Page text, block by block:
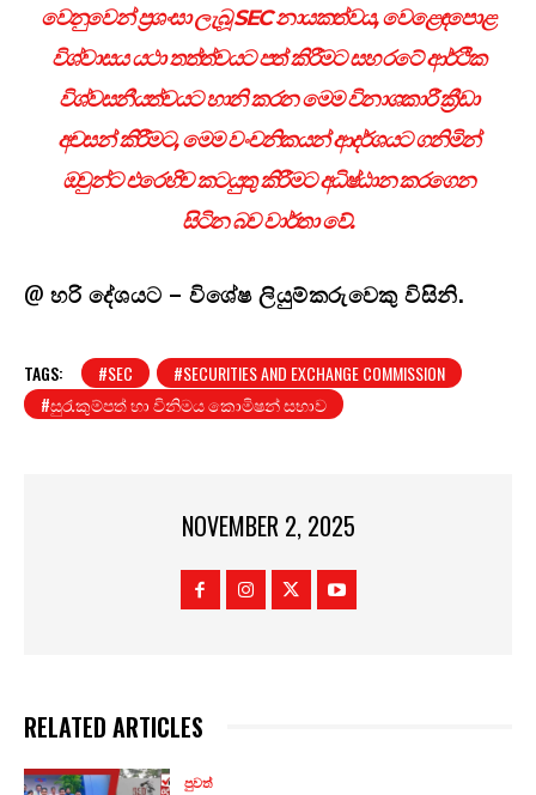
වෙනුවෙන් ප්‍රශංසා ලැබූ SEC නායකත්වය, වෙළෙඳපොළ
විශ්වාසය යථා තත්ත්වයට පත් කිරීමට සහ රටේ ආර්ථික
විශ්වසනීයත්වයට හානි කරන මෙම විනාශකාරී ක්‍රීඩා
අවසන් කිරීමට, මෙම වංචනිකයන් ආදර්ශයට ගනිමින්
ඔවුන්ට එරෙහිව කටයුතු කිරීමට අධිෂ්ඨාන කරගෙන
සිටින බව වාර්තා වේ.
@ හරි දේශයට – විශේෂ ලියුම්කරුවෙකු විසිනි.
TAGS: #SEC
#SECURITIES AND EXCHANGE COMMISSION
#සුරැකුම්පත් හා විනිමය කොමිෂන් සභාව
NOVEMBER 2, 2025
RELATED ARTICLES
පුවත්